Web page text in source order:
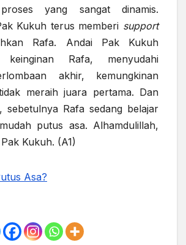
yang sangat dinamis.
Kukuh terus memberi support
Rafa. Andai Pak Kukuh
keinginan Rafa, menyudahi
akhir, kemungkinan
meraih juara pertama. Dan
sebetulnya Rafa sedang belajar
putus asa. Alhamdulillah,
Kukuh. (A1)
Asa?